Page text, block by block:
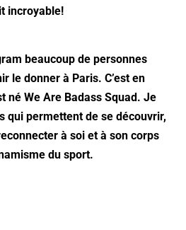
incroyable!
beaucoup de personnes
le donner à Paris. C’est en
né We Are Badass Squad. Je
qui permettent de se découvrir,
à soi et à son corps
du sport.